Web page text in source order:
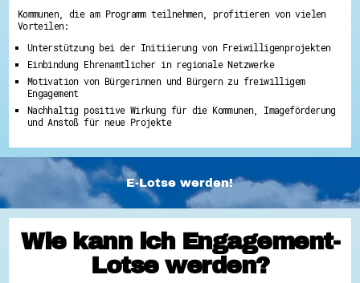
Kommunen, die am Programm teilnehmen, profitieren von vielen
Vorteilen:
Unterstützung bei der Initiierung von Freiwilligenprojekten
Einbindung Ehrenamtlicher in regionale Netzwerke
Motivation von Bürgerinnen und Bürgern zu freiwilligem
Engagement
Nachhaltig positive Wirkung für die Kommunen, Imageförderung
und Anstoß für neue Projekte
E-Lotse werden!
Wie kann ich Engagement-
Lotse werden?